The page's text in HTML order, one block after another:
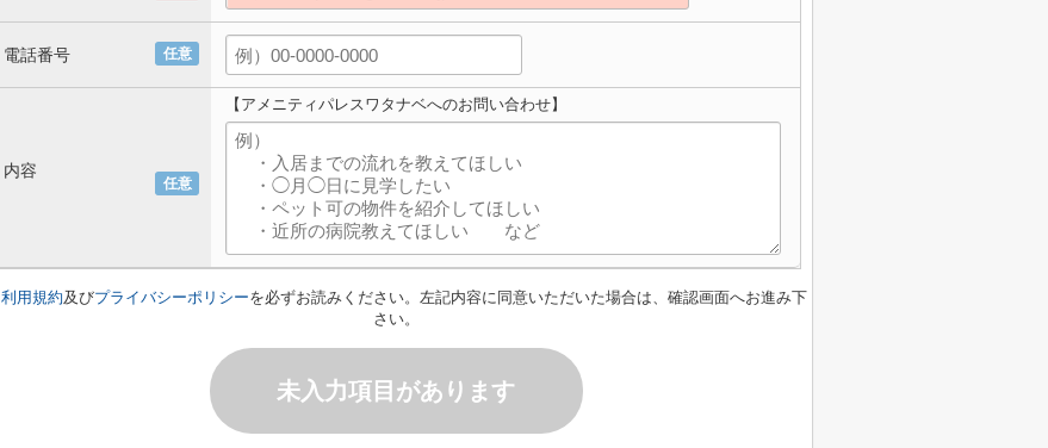
任意
電話番号
任意
内容
【アメニティパレスワタナベへのお問い合わせ】
利用規約及びプライバシーポリシーを必ずお読みください。左記内容に同意いただいた場合は、確認画面へお進み下
さい。
未入力項目があります